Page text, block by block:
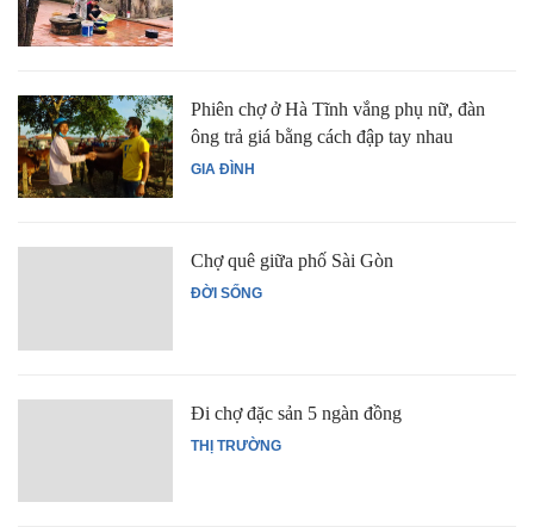
GIA ĐÌNH
Phiên chợ ở Hà Tĩnh vắng phụ nữ, đàn
ông trả giá bằng cách đập tay nhau
ĐỜI SỐNG
Chợ quê giữa phố Sài Gòn
THỊ TRƯỜNG
Đi chợ đặc sản 5 ngàn đồng